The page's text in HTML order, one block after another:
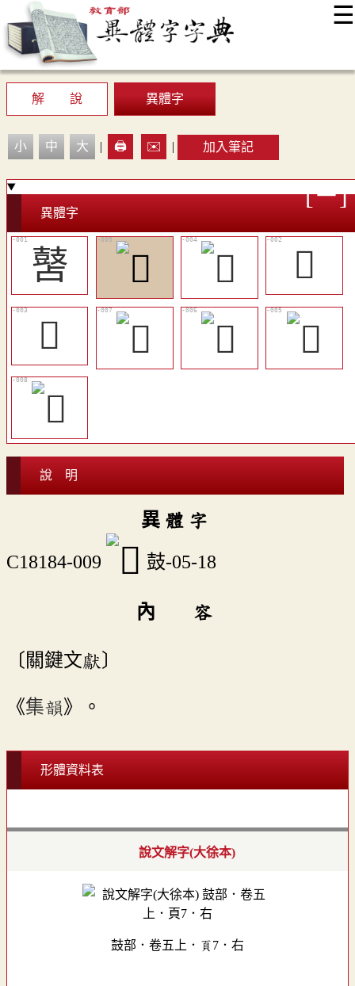
☰
最新消息
顯示模式
網站導覽
解 說
異體字
小 中 大 | 🖨️ ✉️ | 加入筆記
異體字
䵿
𪔤
𪔧
說 明
異 體 字
C18184-009 鼓-05-18
內 容
〔關鍵文獻〕
《集韻》。
形體資料表
說文解字(大徐本)
鼓部．卷五上．頁7．右